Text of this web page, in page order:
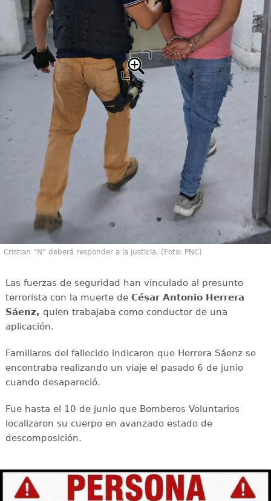
Cristian "N" deberá responder a la justicia. (Foto: PNC)
Las fuerzas de seguridad han vinculado al presunto
terrorista con la muerte de César Antonio Herrera
Sáenz, quien trabajaba como conductor de una
aplicación.
Familiares del fallecido indicaron que Herrera Sáenz se
encontraba realizando un viaje el pasado 6 de junio
cuando desapareció.
Fue hasta el 10 de junio que Bomberos Voluntarios
localizaron su cuerpo en avanzado estado de
descomposición.